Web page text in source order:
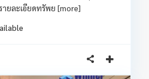
ายละเอียดทรัพย [more]